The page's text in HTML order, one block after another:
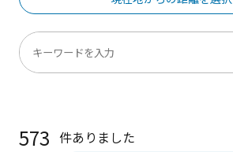
573 件ありました